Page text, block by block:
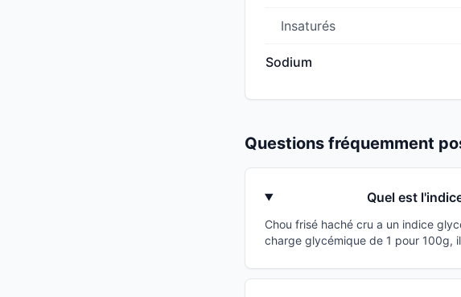
Insaturés
Sodium
Questions fréquemment
Quel est
Chou frisé haché cru a un indice
charge glycémique de 1 pour 100g,